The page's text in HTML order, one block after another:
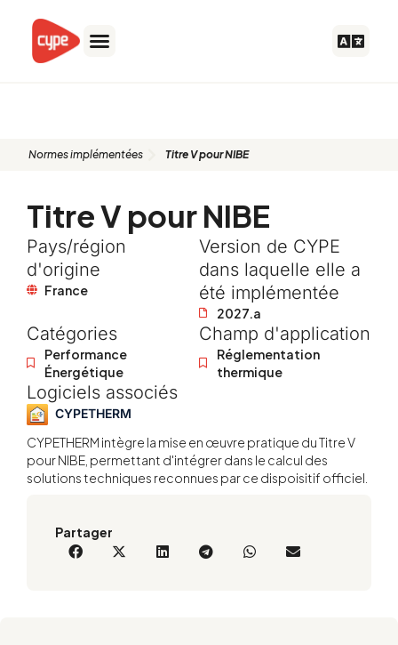
contenu
Normes implémentées Titre V pour NIBE
Partager
Titre V pour NIBE
Pays/région
d'origine
France
Version de CYPE
dans laquelle elle a
été implémentée
2027.a
Catégories
Performance
Énergétique
Champ d'application
Réglementation
thermique
Logiciels associés
CYPETHERM
CYPETHERM intègre la mise en œuvre pratique du Titre V
pour NIBE, permettant d'intégrer dans le calcul des
solutions techniques reconnues par ce dispoisitif officiel.